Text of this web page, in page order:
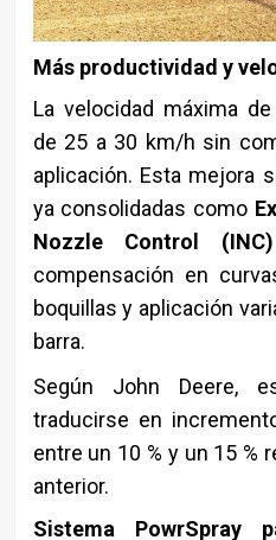
Más productividad y
La velocidad máxima
de 25 a 30 km/h sin
aplicación. Esta mejora
ya consolidadas como
Nozzle Control
compensación en
boquillas y aplicación
barra.
Según John Deere,
traducirse en
entre un 10 % y un 15 %
anterior.
Sistema PowrSpray